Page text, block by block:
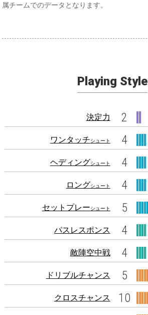
属チームでのデータとなります。
Playing Style
決定力 2
ワンタッチシュート 4
ヘディングシュート 4
ロングシュート 4
セットプレーシュート 5
パスレスポンス 4
敵陣空中戦 4
ドリブルチャンス 5
クロスチャンス
10